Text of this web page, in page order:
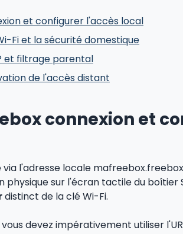
et configurer l'accès local
Fi et la sécurité domestique
et filtrage parental
de l'accès distant
connexion et
via l'adresse locale
physique sur l'écran tactile du boîtier
distinct de la clé Wi-Fi.
devez impérativement utiliser